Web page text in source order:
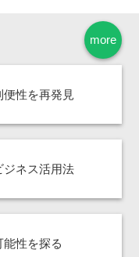
more
便性を再発見
ジネス活用法
能性を探る